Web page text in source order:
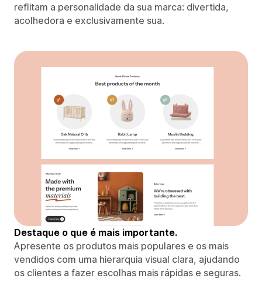
reflitam a personalidade da sua marca: divertida,
acolhedora e exclusivamente sua.
Destaque o que é mais importante.
Apresente os produtos mais populares e os mais
vendidos com uma hierarquia visual clara, ajudando
os clientes a fazer escolhas mais rápidas e seguras.